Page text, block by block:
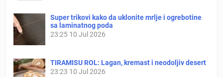
Super trikovi kako da uklonite mrlje i ogrebotine
sa laminatnog poda
23:25 10 Jul 2026
TIRAMISU ROL: Lagan, kremast i neodoljiv desert
23:23 10 Jul 2026